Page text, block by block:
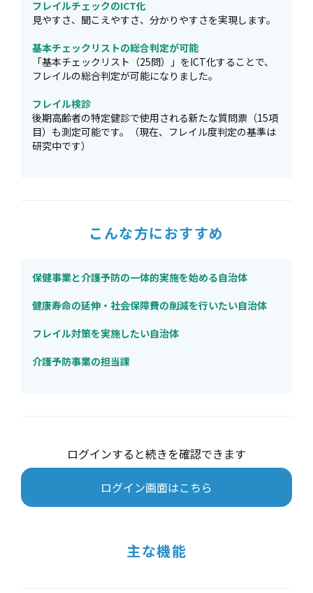
フレイルチェックのICT化
見やすさ、聞こえやすさ、分かりやすさを実現します。
基本チェックリストの総合判定が可能
「基本チェックリスト（25問）」をICT化することで、
フレイルの総合判定が可能になりました。
フレイル検診
後期高齢者の特定健診で使用される新たな質問票（15項
目）も測定可能です。（現在、フレイル度判定の基準は
研究中です）
こんな方におすすめ
保健事業と介護予防の一体的実施を始める自治体
健康寿命の延伸・社会保障費の削減を行いたい自治体
フレイル対策を実施したい自治体
介護予防事業の担当課
ログインすると続きを確認できます
ログイン画面はこちら
主な機能